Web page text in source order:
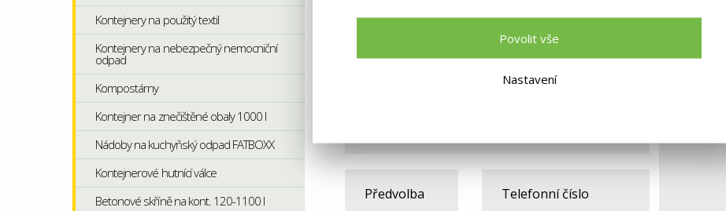
Kontejnery na použitý textil
Kontejnery na nebezpečný nemocniční
odpad
Kompostárny
Kontejner na znečištěné obaly 1000 l
Nádoby na kuchyňský odpad FATBOXX
Kontejnerové hutnící válce
Betonové skříně na kont. 120-1100 l
Máte nějaký dotaz ohledně produktu?
Povolit vše
Nastavení